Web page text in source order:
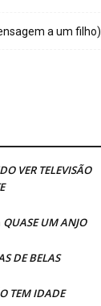
a um filho)
VER TELEVISÃO
QUASE UM ANJO
DE BELAS
TEM IDADE